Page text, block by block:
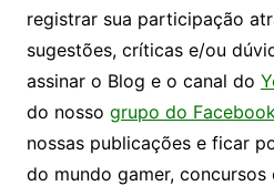
registrar sua participação
sugestões, críticas e/ou
assinar o Blog e o canal do
do nosso grupo do Facebook
nossas publicações e ficar
do mundo gamer, concursos